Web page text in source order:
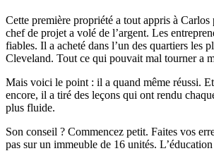
Cette première propriété a tout appris à
chef de projet a volé de l’argent. Les
fiables. Il a acheté dans l’un des quartiers les
Cleveland. Tout ce qui pouvait mal tourner a
Mais voici le point : il a quand même réussi.
encore, il a tiré des leçons qui ont rendu
plus fluide.
Son conseil ? Commencez petit. Faites vos
pas sur un immeuble de 16 unités.